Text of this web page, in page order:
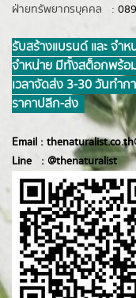
ฝ่ายทรัพยากรบุคคล :
รับสร้างแบรนด์ และ จำ
จำหน่าย มีทั้งสต็อกพร้อ
เวลาจัดส่ง 3-30 วันทำ
ราคาปลีก-ส่ง
Email :
Line : @thenaturalist